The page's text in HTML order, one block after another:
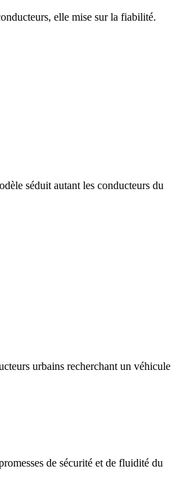
elle mise sur la fiabilité.
séduit autant les conducteurs du
urbains recherchant un véhicule
de sécurité et de fluidité du